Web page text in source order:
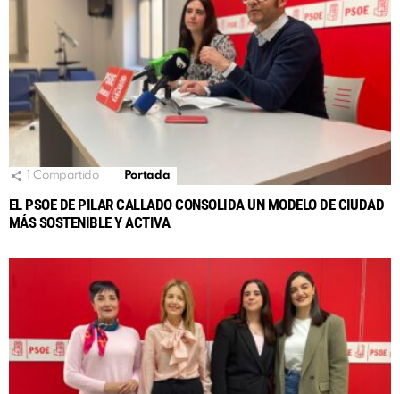
Compartido Portada
EL PSOE DE PILAR CALLADO CONSOLIDA UN MODELO DE CIUDAD
MÁS SOSTENIBLE Y ACTIVA